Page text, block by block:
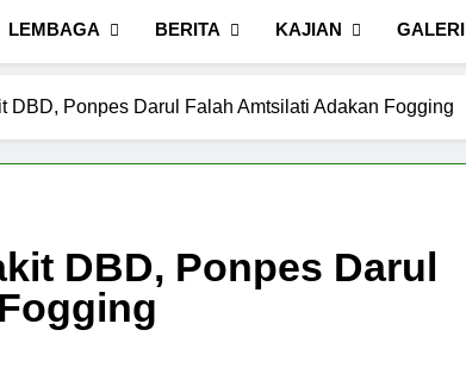
LEMBAGA BERITA KAJIAN GALERI
DBD, Ponpes Darul Falah Amtsilati Adakan Fogging
DBD, Ponpes Darul